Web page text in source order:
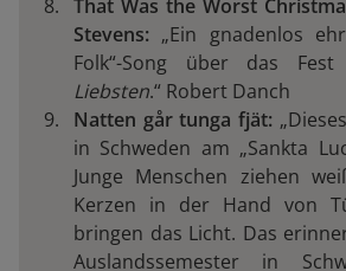
That Was the Worst
Stevens: „Ein gnadenlos
Folk“-Song über das
Liebsten.“ Robert Danch
Natten går tunga fjät:
in Schweden am „Sankta
Junge Menschen ziehen
Kerzen in der Hand von
bringen das Licht. Das
Auslandssemester in